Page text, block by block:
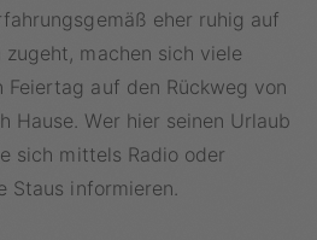
eher ruhig auf
machen sich viele
Feiertag auf den Rückweg von
Hause. Wer hier seinen Urlaub
sich mittels Radio oder
Staus informieren.